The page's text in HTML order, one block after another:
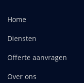
Home
Diensten
Offerte aanvragen
Over ons